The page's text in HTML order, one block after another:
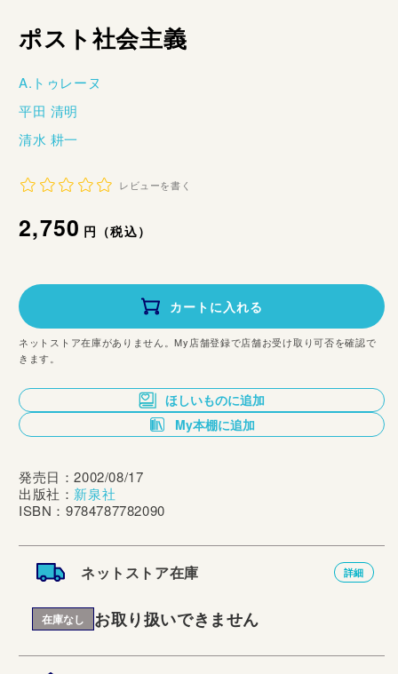
ポスト社会主義
A.トゥレーヌ
平田 清明
清水 耕一
レビューを書く
通
価
格
2,750円（税込）
カートに入れる
ネットストア在庫がありません。My店舗登録で店舗お受け取り可否を確認で
きます。
ほしいものに追加
My本棚に追加
発売日：2002/08/17
出版社： 新泉社
ISBN：9784787782090
ネットストア在庫 詳細
在庫なし お取り扱いできません